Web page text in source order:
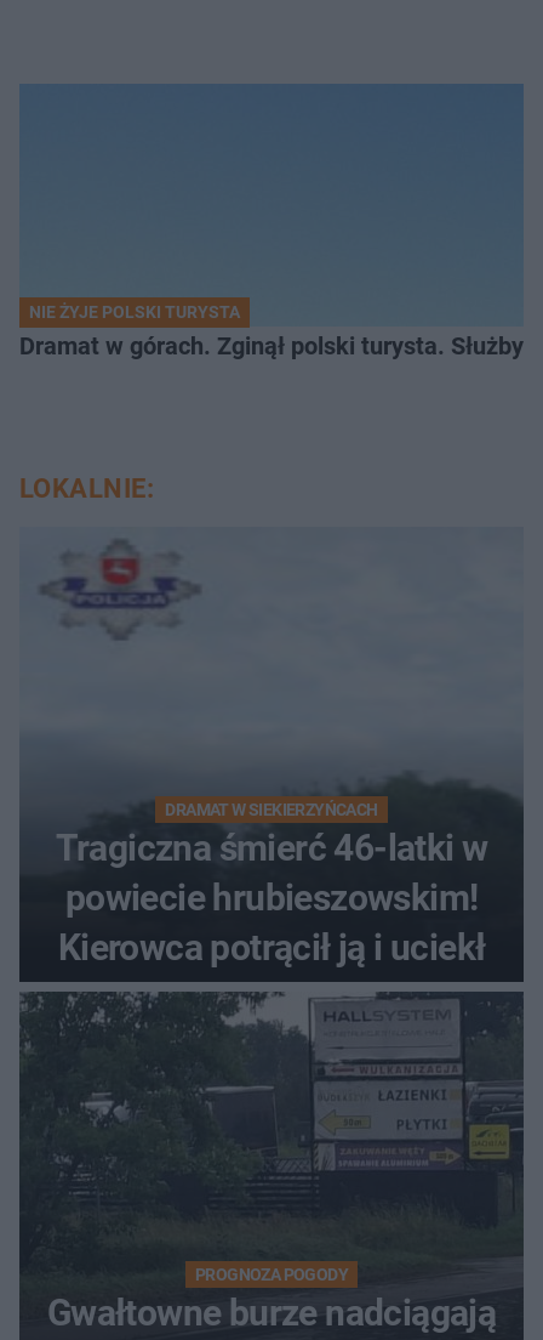
NIE ŻYJE POLSKI TURYSTA
Dramat w górach. Zginął polski turysta. Służby
LOKALNIE:
DRAMAT W SIEKIERZYŃCACH
Tragiczna śmierć 46-latki w
powiecie hrubieszowskim!
Kierowca potrącił ją i uciekł
PROGNOZA POGODY
Gwałtowne burze nadciągają